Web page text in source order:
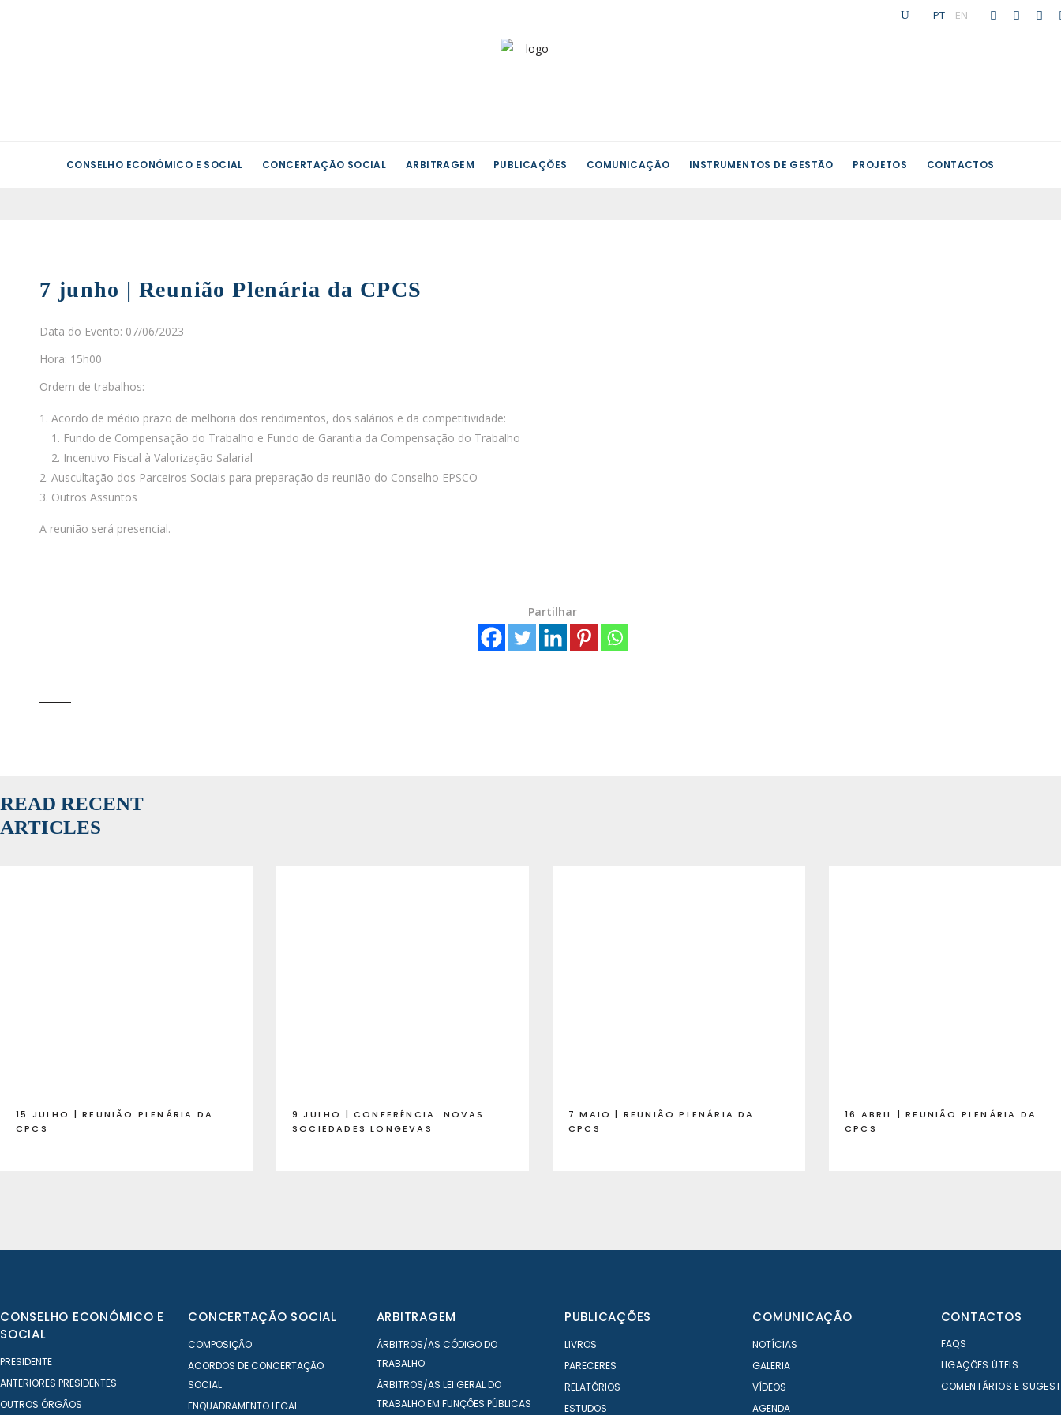
PT EN
CONSELHO ECONÓMICO E SOCIAL CONCERTAÇÃO SOCIAL ARBITRAGEM PUBLICAÇÕES COMUNICAÇÃO INSTRUMENTOS DE GESTÃO PROJETOS CONTACTOS
7 junho | Reunião Plenária da CPCS
Data do Evento: 07/06/2023
Hora: 15h00
Ordem de trabalhos:
Acordo de médio prazo de melhoria dos rendimentos, dos salários e da competitividade:
Fundo de Compensação do Trabalho e Fundo de Garantia da Compensação do Trabalho
Incentivo Fiscal à Valorização Salarial
Auscultação dos Parceiros Sociais para preparação da reunião do Conselho EPSCO
Outros Assuntos
A reunião será presencial.
Partilhar
READ RECENT
ARTICLES
15 JULHO | REUNIÃO PLENÁRIA DA
CPCS
9 JULHO | CONFERÊNCIA: NOVAS
SOCIEDADES LONGEVAS
7 MAIO | REUNIÃO PLENÁRIA DA
CPCS
16 ABRIL | REUNIÃO PLENÁRIA DA
CPCS
CONSELHO ECONÓMICO E
SOCIAL
PRESIDENTE
ANTERIORES PRESIDENTES
OUTROS ÓRGÃOS
CONCERTAÇÃO SOCIAL
COMPOSIÇÃO
ACORDOS DE CONCERTAÇÃO
SOCIAL
ENQUADRAMENTO LEGAL
ARBITRAGEM
ÁRBITROS/AS CÓDIGO DO
TRABALHO
ÁRBITROS/AS LEI GERAL DO
TRABALHO EM FUNÇÕES PÚBLICAS
PUBLICAÇÕES
LIVROS
PARECERES
RELATÓRIOS
ESTUDOS
COMUNICAÇÃO
NOTÍCIAS
GALERIA
VÍDEOS
AGENDA
CONTACTOS
FAQS
LIGAÇÕES ÚTEIS
COMENTÁRIOS E